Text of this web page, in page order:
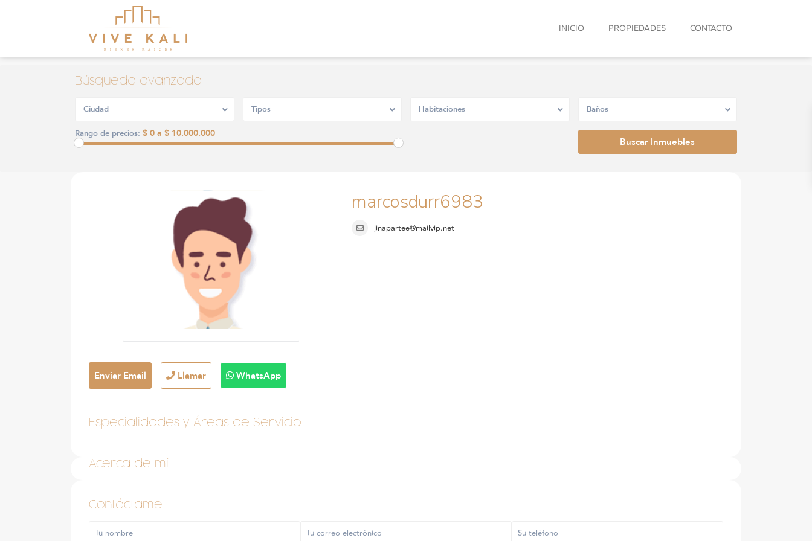
INICIO PROPIEDADES CONTACTO
Búsqueda avanzada
Ciudad Tipos Habitaciones Baños
Rango de precios: $ 0 a $ 10.000.000
marcosdurr6983
jinapartee@mailvip.net
Enviar Email Llamar WhatsApp
Especialidades y Áreas de Servicio
Acerca de mí
Contáctame